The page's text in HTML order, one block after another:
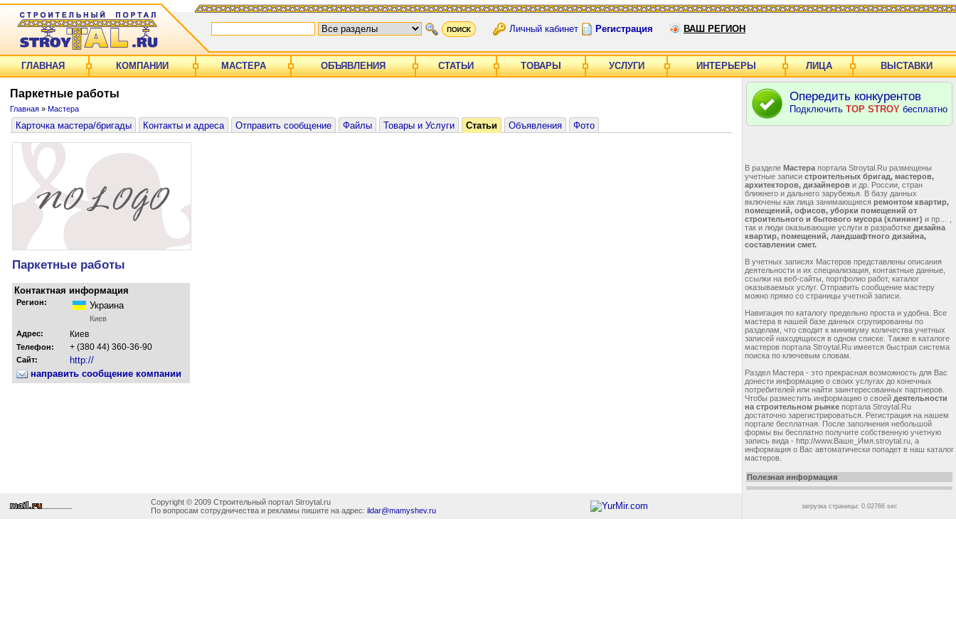
Личный кабинет Регистрация ВАШ РЕГИОН
ГЛАВНАЯ КОМПАНИИ МАСТЕРА ОБЪЯВЛЕНИЯ СТАТЬИ ТОВАРЫ УСЛУГИ ИНТЕРЬЕРЫ ЛИЦА ВЫСТАВКИ
Паркетные работы
Главная» Мастера
Карточка мастера/бригады Контакты и адреса Отправить сообщение Файлы Товары и Услуги Статьи Объявления Фото
Паркетные работы
Контактная информация
Регион: Украина
Киев
Адрес:
Киев
Телефон: + (380 44) 360-36-90
Сайт:
http://
направить сообщение компании
Опередить конкурентов
Подключить TOP STROY бесплатно
В разделе Мастера портала Stroytal.Ru размещены
учетные записи строительных бригад, мастеров,
архитекторов, дизайнеров и др. России, стран
ближнего и дальнего зарубежья. В базу данных
включены как лица занимающиеся ремонтом квартир,
помещений, офисов, уборки помещений от
строительного и бытового мусора (клининг) и пр… ,
так и люди оказывающие услуги в разработке дизайна
квартир, помещений, ландшафтного дизайна,
составлении смет.
В учетных записях Мастеров представлены описания
деятельности и их специализация, контактные данные,
ссылки на веб-сайты, портфолио работ, каталог
оказываемых услуг. Отправить сообщение мастеру
можно прямо со страницы учетной записи.
Навигация по каталогу предельно проста и удобна. Все
мастера в нашей базе данных сгрупированны по
разделам, что сводит к минимуму количества учетных
записей находящихся в одном списке. Также в каталоге
мастеров портала Stroytal.Ru имеется быстрая система
поиска по ключевым словам.
Раздел Мастера - это прекрасная возможность для Вас
донести информацию о своих услугах до конечных
потребителей или найти заинтересованных партнеров.
Чтобы разместить информацию о своей деятельности
на строительном рынке портала Stroytal.Ru
достаточно зарегистрироваться. Регистрация на нашем
портале бесплатная. После заполнения небольшой
формы вы бесплатно получите собственную учетную
запись вида - http://www.Ваше_Имя.stroytal.ru, а
информация о Вас автоматически попадет в наш каталог
мастеров.
Полезная информация
Copyright © 2009 Строительный портал Stroytal.ru
По вопросам сотрудничества и рекламы пишите на адрес: ildar@mamyshev.ru загрузка страницы: 0.02766 sec